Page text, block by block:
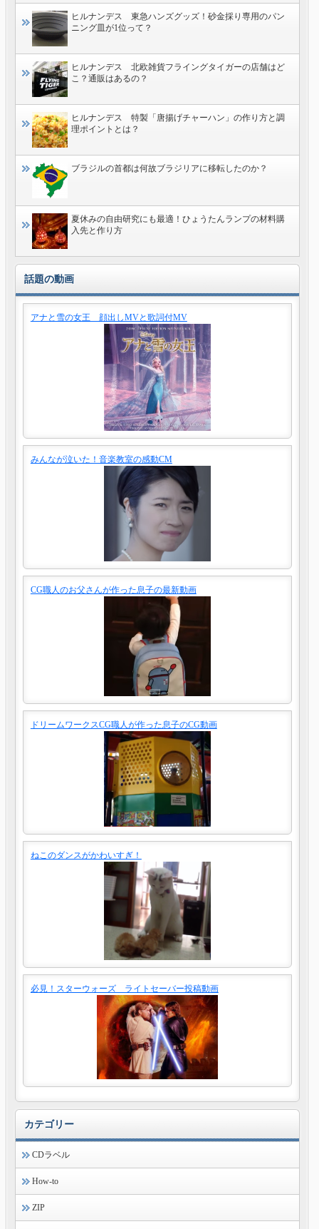
ヒルナンデス 東急ハンズグッズ！砂金採り専用のパン
ニング皿が1位って？
ヒルナンデス 北欧雑貨フライングタイガーの店舗はど
こ？通販はあるの？
ヒルナンデス 特製「唐揚げチャーハン」の作り方と調
理ポイントとは？
ブラジルの首都は何故ブラジリアに移転したのか？
夏休みの自由研究にも最適！ひょうたんランプの材料購
入先と作り方
話題の動画
アナと雪の女王 顔出しMVと歌詞付MV
みんなが泣いた！音楽教室の感動CM
CG職人のお父さんが作った息子の最新動画
ドリームワークスCG職人が作った息子のCG動画
ねこのダンスがかわいすぎ！
必見！スターウォーズ ライトセーバー投稿動画
カテゴリー
CDラベル
How-to
ZIP